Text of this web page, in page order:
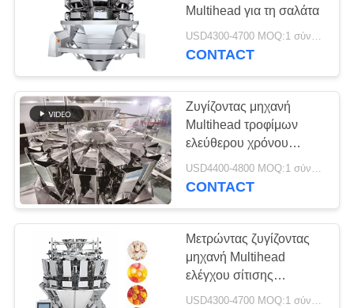
Multihead για τη σαλάτα
CONTACT
Ζυγίζοντας μηχανή
Multihead τροφίμων
ελεύθερου χρόνου
επιτροπής 1500g
οθόνης αφής
USD4400-4800 MOQ:1 σύνολο
CONTACT
Μετρώντας ζυγίζοντας
μηχανή Multihead
ελέγχου σίτισης
πιπεριών
USD4300-4700 MOQ:1 σύνολο